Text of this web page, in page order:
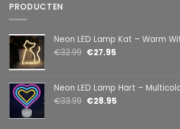
PRODUCTEN
Neon LED Lamp Kat – Warm Wit – USB & Batterij – Decoratieve
€32.99 €27.95
Neon LED Lamp Hart – Multicolor – USB & Batterij – Hartvormige
€33.99 €28.95